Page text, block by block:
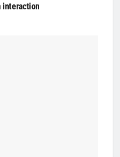
interaction